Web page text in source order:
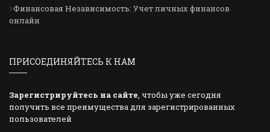
Финансовая Независимость: Учет личных финансов
онлайн
ПРИСОЕДИНЯЙТЕСЬ К НАМ
Зарегистрируйтесь на сайте, чтобы уже сегодня
получить все преимущества для зарегистрированных
пользователей